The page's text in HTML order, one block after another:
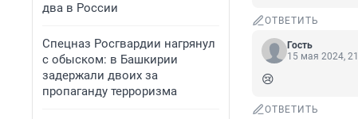
два в России
Спецназ Росгвардии нагрянул
с обыском: в Башкирии
задержали двоих за
пропаганду терроризма
ОТВЕТИТЬ
Гость
15 мая 2024,
😢
ОТВЕТИТЬ